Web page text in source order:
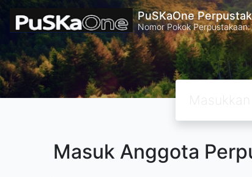
PuSKaOne
Nomor Pokok
Masuk Anggota